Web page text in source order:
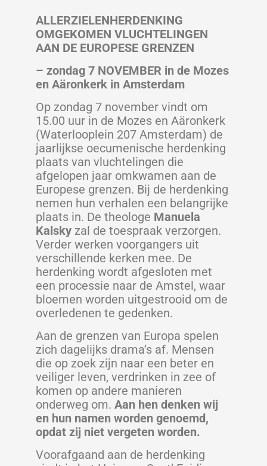
ALLERZIELENHERDENKING
OMGEKOMEN VLUCHTELINGEN
AAN DE EUROPESE GRENZEN
– zondag 7 NOVEMBER in de Mozes
en Aäronkerk in Amsterdam
Op zondag 7 november vindt om
15.00 uur in de Mozes en Aäronkerk
(Waterlooplein 207 Amsterdam) de
jaarlijkse oecumenische herdenking
plaats van vluchtelingen die
afgelopen jaar omkwamen aan de
Europese grenzen. Bij de herdenking
nemen hun verhalen een belangrijke
plaats in. De theologe Manuela
Kalsky zal de toespraak verzorgen.
Verder werken voorgangers uit
verschillende kerken mee. De
herdenking wordt afgesloten met
een processie naar de Amstel, waar
bloemen worden uitgestrooid om de
overledenen te gedenken.
Aan de grenzen van Europa spelen
zich dagelijks drama’s af. Mensen
die op zoek zijn naar een beter en
veiliger leven, verdrinken in zee of
komen op andere manieren
onderweg om. Aan hen denken wij
en hun namen worden genoemd,
opdat zij niet vergeten worden.
Voorafgaand aan de herdenking